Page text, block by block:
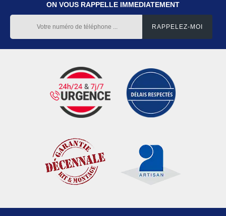
ON VOUS RAPPELLE IMMEDIATEMENT